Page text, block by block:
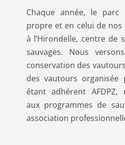
Chaque année, le
propre et en celui de nos
à l’Hirondelle, centre de
sauvages. Nous
conservation des
des vautours organisée
étant adhérent AFDPZ,
aux programmes de
association